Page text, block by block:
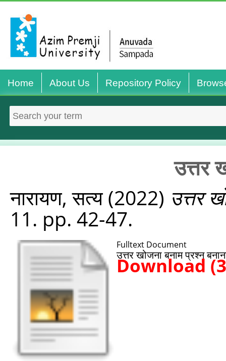
Home About Us Repository Policy
उत्तर
नारायण, सत्य (2022) उत्तर
11. pp. 42-47.
Fulltext Document
उत्तर खोजना बनाम प्रश्न
Download